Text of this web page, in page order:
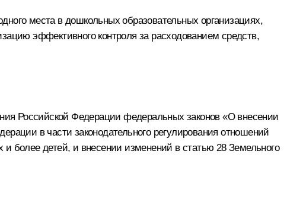
места в дошкольных образовательных организациях,
эффективного контроля за расходованием средств,
Российской Федерации федеральных законов «О внесении
в части законодательного регулирования отношений
детей, и внесении изменений в статью 28 Земельного